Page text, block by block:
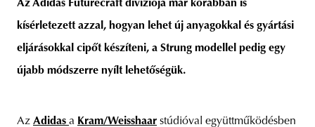
Az Adidas Futurecraft divíziója már korábban is
kísérletezett azzal, hogyan lehet új anyagokkal és gyártási
eljárásokkal cipőtkészíteni, a Strung modellel pedig egy
újabb módszerre nyílt lehetőségük.
Az Adidas a Kram/Weisshaar stúdióval együttműködésben